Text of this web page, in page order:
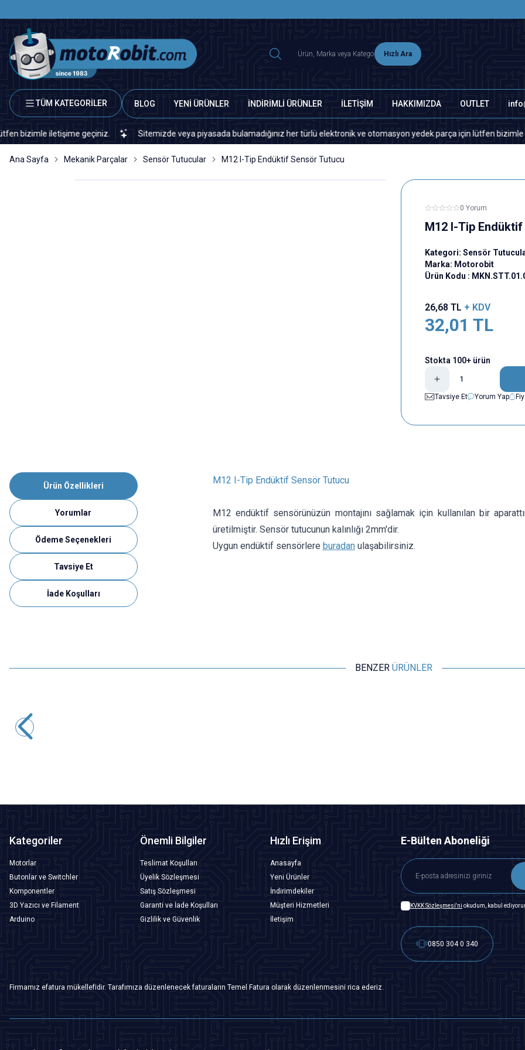
Hızlı Ara
TÜM KATEGORİLER BLOG YENİ ÜRÜNLER İNDİRİMLİ ÜRÜNLER İLETİŞİM HAKKIMIZDA OUTLET
iletişime geçiniz. Sitemizde veya piyasada bulamadığınız her türlü elektronik ve otomasyon yedek parça için lütfen bizimle
Ana Sayfa Mekanik Parçalar Sensör Tutucular M12 I-Tip Endüktif Sensör Tutucu
0 Yorum
M12 I-Tip
Kategori: Sensör
Marka: Motorobit
Ürün Kodu :
26,68 TL + KDV
32,01 TL
Stokta 100+ ürün
Tavsiye Et
Yorum Yap
Ürün Özellikleri
Yorumlar
Ödeme Seçenekleri
Tavsiye Et
İade Koşulları
M12 I-Tip Endüktif Sensör Tutucu
M12 endüktif sensörünüzün montajını sağlamak için kullanılan bir
üretilmiştir. Sensör tutucunun kalınlığı 2mm'dir.
Uygun endüktif sensörlere buradanulaşabilirsiniz.
BENZER ÜRÜNLER
Kategoriler
Motorlar
Butonlar ve Switchler
Komponentler
3D Yazıcı ve Filament
Arduino
Önemli Bilgiler
Teslimat Koşulları
Üyelik Sözleşmesi
Satış Sözleşmesi
Garanti ve İade Koşulları
Gizlilik ve Güvenlik
Hızlı Erişim
Anasayfa
Yeni Ürünler
İndirimdekiler
Müşteri Hizmetleri
İletişim
E-Bülten Aboneliği
KVKK Sözleşmesi'ni okudum, kabul
0850 304 0 340
Firmamız efatura mükellefidir. Tarafımıza düzenlenecek faturaların Temel Fatura olarak düzenlenmesini rica ederiz.